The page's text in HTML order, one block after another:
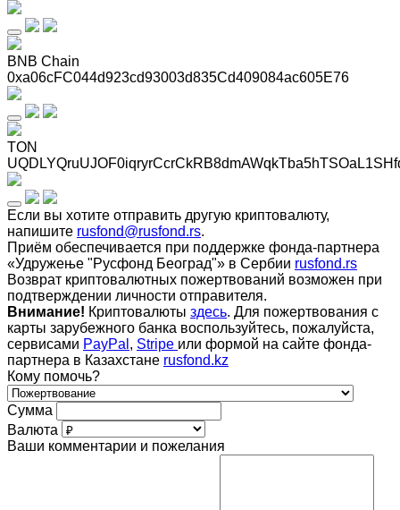
BNB Chain
0xa06cFC044d923cd93003d835Cd409084ac605E76
TON
Если вы хотите отправить другую криптовалюту,
напишите rusfond@rusfond.rs.
Приём обеспечивается при поддержке фонда-партнера
«Удружење "Русфонд Београд"» в Сербии rusfond.rs
Возврат криптовалютных пожертвований возможен при
подтверждении личности отправителя.
Внимание! Криптовалюты здесь. Для пожертвования с
карты зарубежного банка воспользуйтесь, пожалуйста,
сервисами PayPal , Stripe или формой на сайте фонда-
партнера в Казахстане rusfond.kz
Кому помочь?
Сумма
Валюта
Ваши комментарии и пожелания